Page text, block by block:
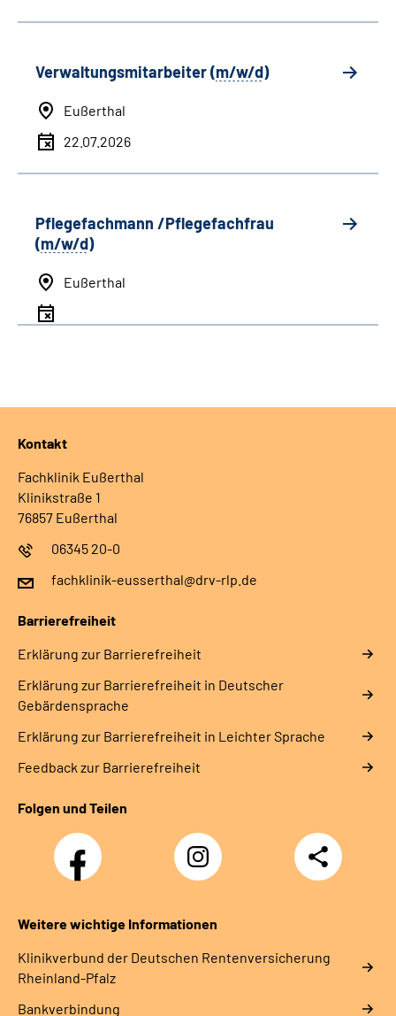
Verwaltungsmitarbeiter (m/w/d)
Eußerthal
22.07.2026
Pflegefachmann /Pflegefachfrau
(m/w/d)
Eußerthal
Kontakt
Fachklinik Eußerthal
Klinikstraße 1
76857 Eußerthal
06345 20-0
fachklinik-eusserthal@drv-rlp.de
Barrierefreiheit
Erklärung zur Barrierefreiheit
Erklärung zur Barrierefreiheit in Deutscher
Gebärdensprache
Erklärung zur Barrierefreiheit in Leichter Sprache
Feedback zur Barrierefreiheit
Folgen und Teilen
Facebook
Instagram
DRV
Nachwuchskräfte
Teilen
Weitere wichtige Informationen
Klinikverbund der Deutschen Rentenversicherung
Rheinland-Pfalz
Bankverbindung